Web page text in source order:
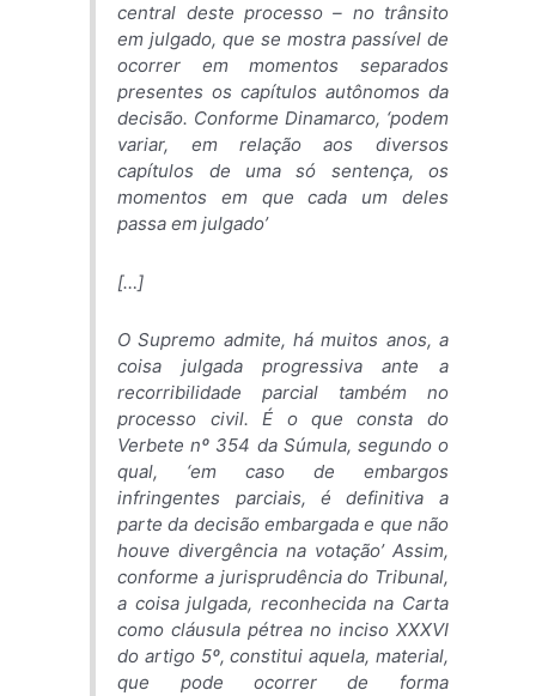
central deste processo – no trânsito
em julgado, que se mostra passível de
ocorrer em momentos separados
presentes os capítulos autônomos da
decisão. Conforme Dinamarco, ‘podem
variar, em relação aos diversos
capítulos de uma só sentença, os
momentos em que cada um deles
passa em julgado’
[…]
O Supremo admite, há muitos anos, a
coisa julgada progressiva ante a
recorribilidade parcial também no
processo civil. É o que consta do
Verbete nº 354 da Súmula, segundo o
qual, ‘em caso de embargos
infringentes parciais, é definitiva a
parte da decisão embargada e que não
houve divergência na votação’ Assim,
conforme a jurisprudência do Tribunal,
a coisa julgada, reconhecida na Carta
como cláusula pétrea no inciso XXXVI
do artigo 5º, constitui aquela, material,
que pode ocorrer de forma